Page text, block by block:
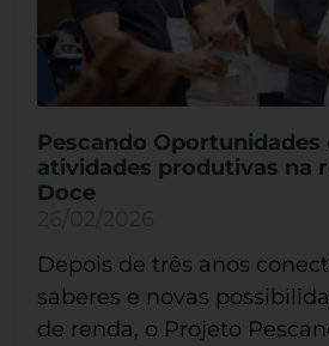
Pescando Oportunidades
atividades produtivas na
Doce
Depois de três anos
saberes e novas
de renda, o Projeto